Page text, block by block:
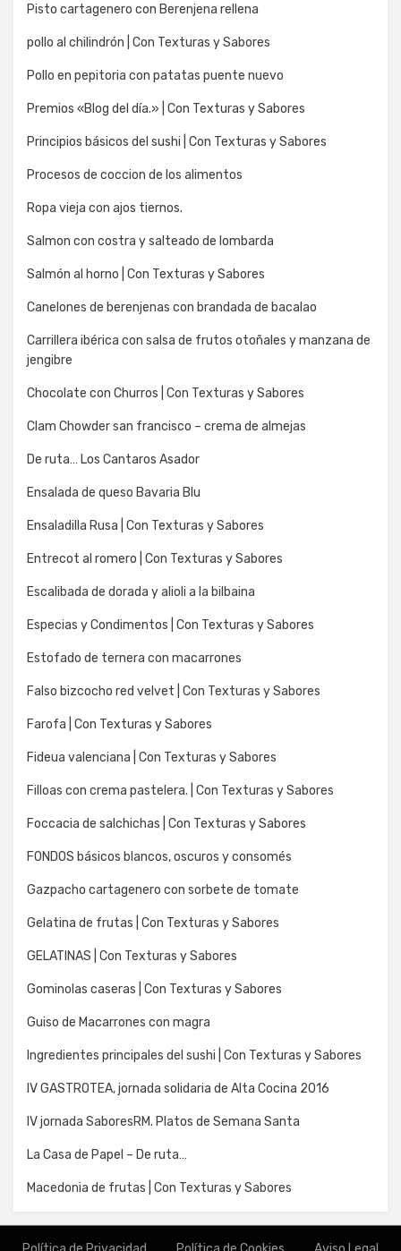
Pisto cartagenero con Berenjena rellena
pollo al chilindrón | Con Texturas y Sabores
Pollo en pepitoria con patatas puente nuevo
Premios «Blog del día.» | Con Texturas y Sabores
Principios básicos del sushi | Con Texturas y Sabores
Procesos de coccion de los alimentos
Ropa vieja con ajos tiernos.
Salmon con costra y salteado de lombarda
Salmón al horno | Con Texturas y Sabores
Canelones de berenjenas con brandada de bacalao
Carrillera ibérica con salsa de frutos otoñales y manzana de
jengibre
Chocolate con Churros | Con Texturas y Sabores
Clam Chowder san francisco – crema de almejas
De ruta… Los Cantaros Asador
Ensalada de queso Bavaria Blu
Ensaladilla Rusa | Con Texturas y Sabores
Entrecot al romero | Con Texturas y Sabores
Escalibada de dorada y alioli a la bilbaina
Especias y Condimentos | Con Texturas y Sabores
Estofado de ternera con macarrones
Falso bizcocho red velvet | Con Texturas y Sabores
Farofa | Con Texturas y Sabores
Fideua valenciana | Con Texturas y Sabores
Filloas con crema pastelera. | Con Texturas y Sabores
Foccacia de salchichas | Con Texturas y Sabores
FONDOS básicos blancos, oscuros y consomés
Gazpacho cartagenero con sorbete de tomate
Gelatina de frutas | Con Texturas y Sabores
GELATINAS | Con Texturas y Sabores
Gominolas caseras | Con Texturas y Sabores
Guiso de Macarrones con magra
Ingredientes principales del sushi | Con Texturas y Sabores
IV GASTROTEA, jornada solidaria de Alta Cocina 2016
IV jornada SaboresRM. Platos de Semana Santa
La Casa de Papel – De ruta…
Macedonia de frutas | Con Texturas y Sabores